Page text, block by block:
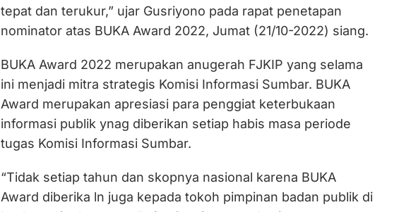
tepat dan terukur,” ujar Gusriyono pada rapat penetapan
nominator atas BUKA Award 2022, Jumat (21/10-2022) siang.
BUKA Award 2022 merupakan anugerah FJKIP yang selama
ini menjadi mitra strategis Komisi Informasi Sumbar. BUKA
Award merupakan apresiasi para penggiat keterbukaan
informasi publik ynag diberikan setiap habis masa periode
tugas Komisi Informasi Sumbar.
“Tidak setiap tahun dan skopnya nasional karena BUKA
Award diberika ln juga kepada tokoh pimpinan badan publik di